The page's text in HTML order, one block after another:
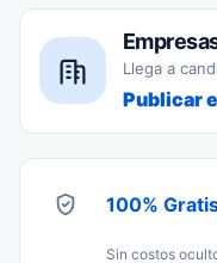
Llega a
Publicar
100%
Sin costos